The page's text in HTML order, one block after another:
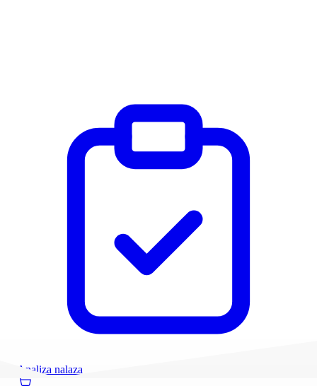
Analiza nalaza